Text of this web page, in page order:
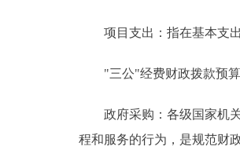
项目支出：指在基本支出
"三公"经费财政拨款预算
政府采购：各级国家机关
程和服务的行为，是规范财